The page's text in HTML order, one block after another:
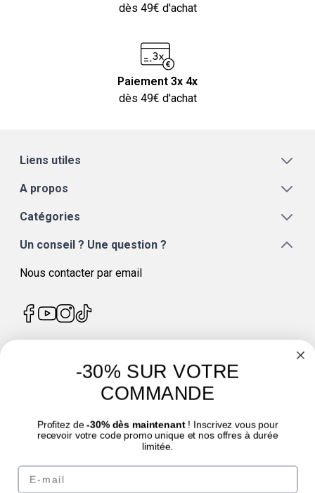
dès 49€ d'achat
Paiement 3x 4x
dès 49€ d'achat
Liens utiles
A propos
Catégories
Un conseil ? Une question ?
Nous contacter par email
4.7/5
© Laboratoire des GRANIONS 2026 | Paiement sécurisé | *Norme AFNOR NF EN
-30% SUR VOTRE
COMMANDE
Profitez de -30% dès maintenant! Inscrivez vous pour
recevoir votre code promo unique et nos offres à durée
limitée.
Email